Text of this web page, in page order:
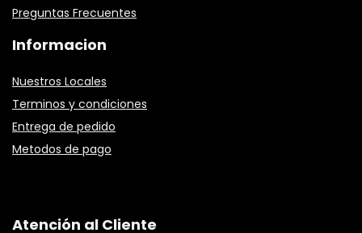
Preguntas Frecuentes
Informacion
Nuestros Locales
Terminos y condiciones
Entrega de pedido
Metodos de pago
Atención al Cliente